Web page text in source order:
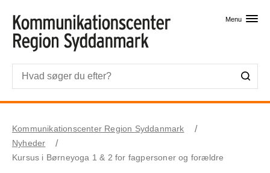
Menu
Kommunikationscenter Region Syddanmark
Nyheder
Kursus i Børneyoga 1 & 2 for fagpersoner og forældre